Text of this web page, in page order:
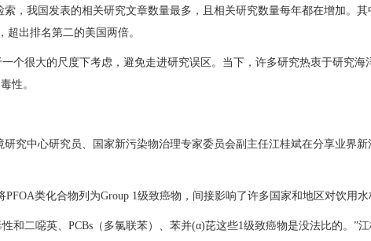
索，我国发表的相关研究文章数量最多，且相关研究数量每年都在增加。
出排名第二的美国两倍。
个很大的尺度下考虑，避免走进研究误区。当下，许多研究热衷于研究
性。
研究中心研究员、国家新污染物治理专家委员会副主任江桂斌在分享业界
类化合物列为Group 1级致癌物，间接影响了许多国家和地区对饮用
和二噁英、PCBs（多氯联苯）、苯并(α)芘这些1级致癌物是没法比的。